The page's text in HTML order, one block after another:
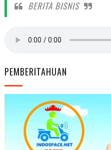
BERITA BISNIS
PEMBERITAHUAN